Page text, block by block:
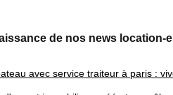
de nos news
avec service traiteur à paris :